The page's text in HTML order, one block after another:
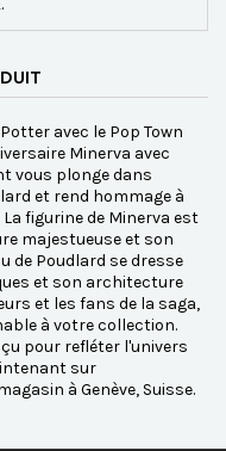
avec le Pop Town
Minerva avec
vous plonge dans
et rend hommage à
figurine de Minerva est
majestueuse et son
de Poudlard se dresse
et son architecture
et les fans de la saga,
à votre collection.
pour refléter l'univers
sur
à Genève, Suisse.